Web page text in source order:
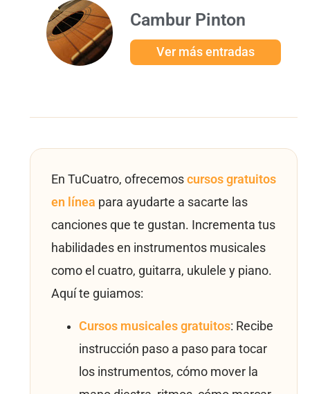
Cambur Pinton
Ver más entradas
En TuCuatro, ofrecemos cursos gratuitos
en línea para ayudarte a sacarte las
canciones que te gustan. Incrementa tus
habilidades en instrumentos musicales
como el cuatro, guitarra, ukulele y piano.
Aquí te guiamos:
Cursos musicales gratuitos: Recibe
instrucción paso a paso para tocar
los instrumentos, cómo mover la